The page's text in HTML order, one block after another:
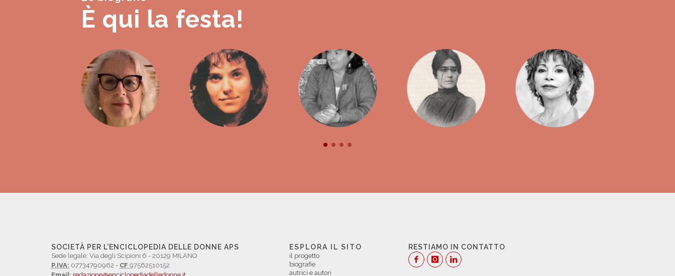
È qui la festa!
SOCIETÀ PER L'ENCICLOPEDIA DELLE DONNE APS
Sede legale: Via degli Scipioni 6 - 20129 MILANO
P.IVA: 07734790962 - CF 97562510152
ESPLORA IL SITO
il progetto
biografie
autrici e autori
RESTIAMO IN CONTATTO